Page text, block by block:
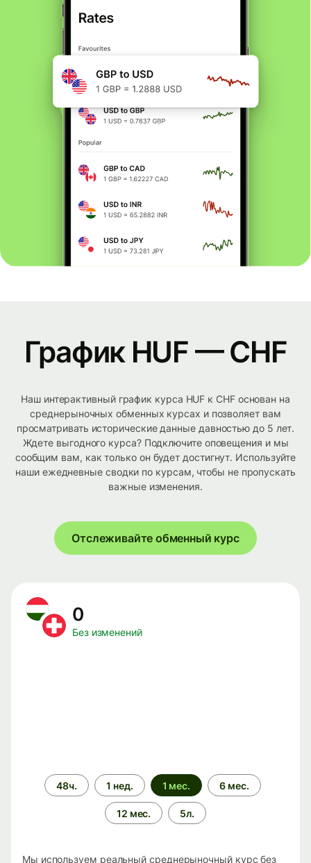
График HUF — CHF
Наш интерактивный график курса HUF к CHF основан на
среднерыночных обменных курсах и позволяет вам
просматривать исторические данные давностью до 5 лет.
Ждете выгодного курса? Подключите оповещения и мы
сообщим вам, как только он будет достигнут. Используйте
наши ежедневные сводки по курсам, чтобы не пропускать
важные изменения.
Отслеживайте обменный курс
0
Без изменений
Период
времени
48ч. 1 нед. 1 мес. 6 мес.
12 мес. 5л.
Мы используем реальный среднерыночный курс без